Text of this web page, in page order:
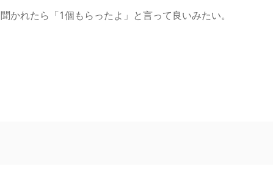
かれたら「1個もらったよ」と言って良いみたい。